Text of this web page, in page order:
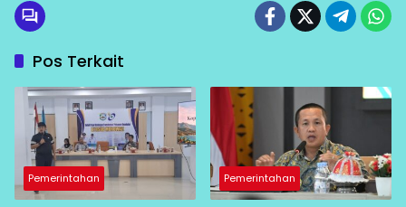
Pos Terkait
Pemerintahan Pemerintahan